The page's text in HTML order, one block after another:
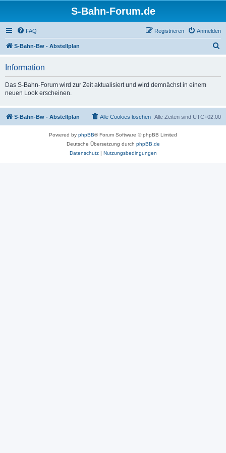
S-Bahn-Forum.de
FAQ Anmelden
Registrieren
S-Bahn-Bw - Abstellplan
Information
Das S-Bahn-Forum wird zur Zeit aktualisiert und wird demnächst in einem
neuen Look erscheinen.
S-Bahn-Bw - Abstellplan Alle Zeiten sind UTC+02:00
Alle Cookies löschen
Powered by phpBB® Forum Software © phpBB Limited
Deutsche Übersetzung durch phpBB.de
Datenschutz| Nutzungsbedingungen